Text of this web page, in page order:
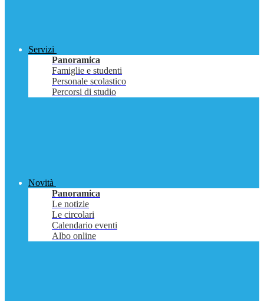
Servizi
Panoramica
Famiglie e studenti
Personale scolastico
Percorsi di studio
Novità
Panoramica
Le notizie
Le circolari
Calendario eventi
Albo online